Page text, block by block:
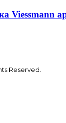
Viessmann
Reserved.